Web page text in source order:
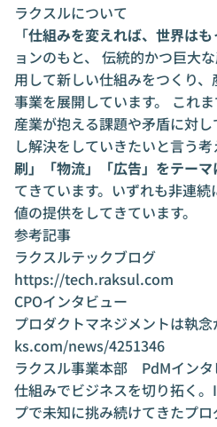
ラクスルについて
「仕組みを変えれば、世界はも
ョンのもと、 伝統的かつ巨大
用して新しい仕組みをつくり
事業を展開しています。 これ
産業が抱える課題や矛盾に対
し解決をしていきたいと言う
刷」「物流」「広告」をテー
てきています。いずれも非連
値の提供をしてきています。
参考記事
ラクスルテックブログ
https://tech.raksul.com
CPOインタビュー
プロダクトマネジメントは執
ks.com/news/4251346
ラクスル事業本部 PdMインタ
仕組みでビジネスを切り拓く
プで未知に挑み続けてきたプ